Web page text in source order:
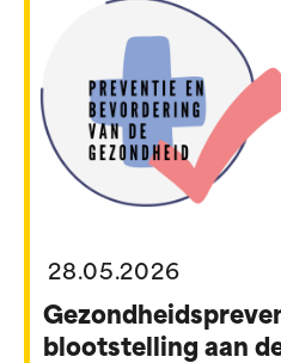
28.05.2026
blootstelling aan